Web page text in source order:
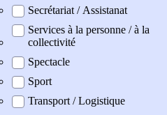
Secrétariat / Assistanat
Services à la personne / à la
collectivité
Spectacle
Sport
Transport / Logistique